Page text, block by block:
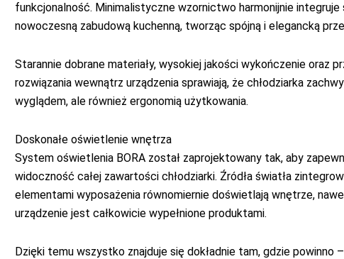
funkcjonalność. Minimalistyczne wzornictwo harmonijnie integruje
nowoczesną zabudową kuchenną, tworząc spójną i elegancką
Starannie dobrane materiały, wysokiej jakości wykończenie oraz
rozwiązania wewnątrz urządzenia sprawiają, że chłodziarka
wyglądem, ale również ergonomią użytkowania.
Doskonałe oświetlenie wnętrza
System oświetlenia BORA został zaprojektowany tak, aby
widoczność całej zawartości chłodziarki. Źródła światła
elementami wyposażenia równomiernie doświetlają wnętrze,
urządzenie jest całkowicie wypełnione produktami.
Dzięki temu wszystko znajduje się dokładnie tam, gdzie powinno